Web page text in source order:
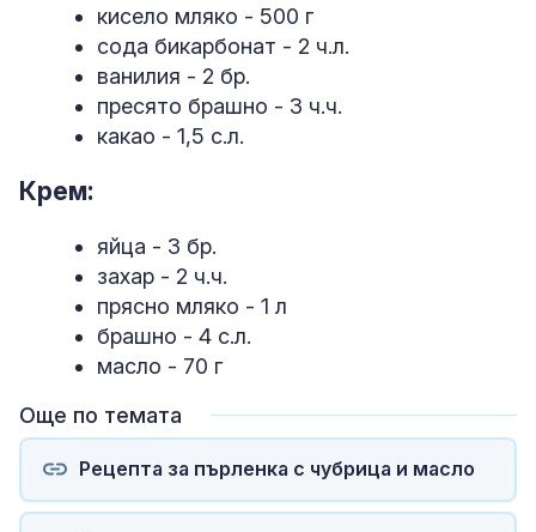
кисело мляко - 500 г
сода бикарбонат - 2 ч.л.
ванилия - 2 бр.
пресято брашно - 3 ч.ч.
какао - 1,5 с.л.
Крем:
яйца - 3 бр.
захар - 2 ч.ч.
прясно мляко - 1 л
брашно - 4 с.л.
масло - 70 г
Още по темата
Рецепта за пърленка с чубрица и масло